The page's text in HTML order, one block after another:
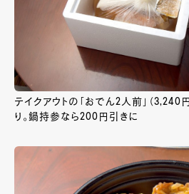
テイクアウトの「おでん2人前」（3,240
り。鍋持参なら200円引きに